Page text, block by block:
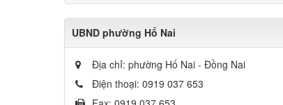
UBND phường Hố Nai
Địa chỉ: phường Hố Nai - Đồng Nai
Điện thoại: 0919 037 653